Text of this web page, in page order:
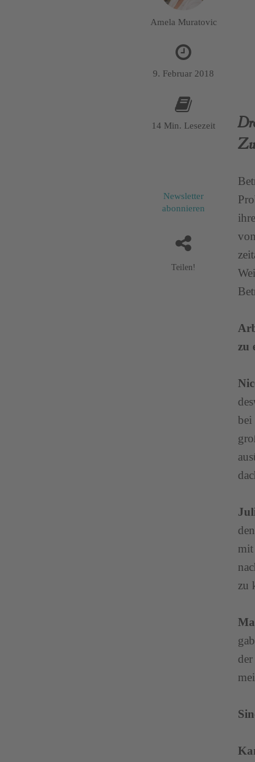
Amela Muratovic
9. Februar 2018
14 Min. Lesezeit
Newsletter
abonnieren
Teilen!
zu
bei
mit
zu